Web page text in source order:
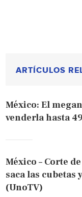
ARTÍCULOS
México: El
venderla hasta
México – Corte
saca las cubetas
(UnoTV)